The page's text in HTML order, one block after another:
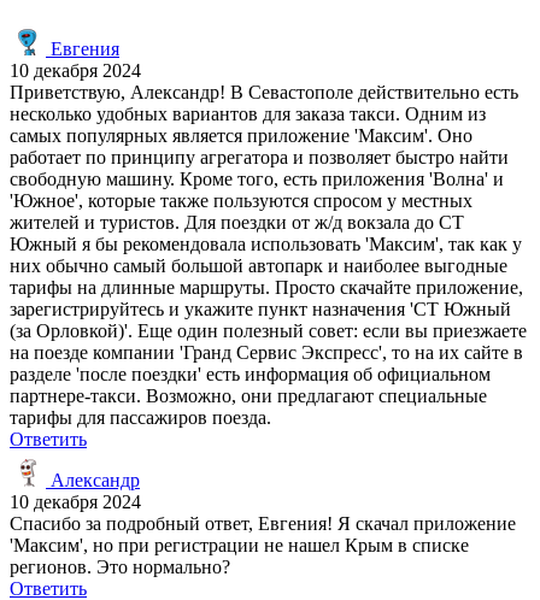
Евгения
10 декабря 2024
Приветствую, Александр! В Севастополе действительно есть
несколько удобных вариантов для заказа такси. Одним из
самых популярных является приложение 'Максим'. Оно
работает по принципу агрегатора и позволяет быстро найти
свободную машину. Кроме того, есть приложения 'Волна' и
'Южное', которые также пользуются спросом у местных
жителей и туристов. Для поездки от ж/д вокзала до СТ
Южный я бы рекомендовала использовать 'Максим', так как у
них обычно самый большой автопарк и наиболее выгодные
тарифы на длинные маршруты. Просто скачайте приложение,
зарегистрируйтесь и укажите пункт назначения 'СТ Южный
(за Орловкой)'. Еще один полезный совет: если вы приезжаете
на поезде компании 'Гранд Сервис Экспресс', то на их сайте в
разделе 'после поездки' есть информация об официальном
партнере-такси. Возможно, они предлагают специальные
тарифы для пассажиров поезда.
Ответить
Александр
10 декабря 2024
Спасибо за подробный ответ, Евгения! Я скачал приложение
'Максим', но при регистрации не нашел Крым в списке
регионов. Это нормально?
Ответить